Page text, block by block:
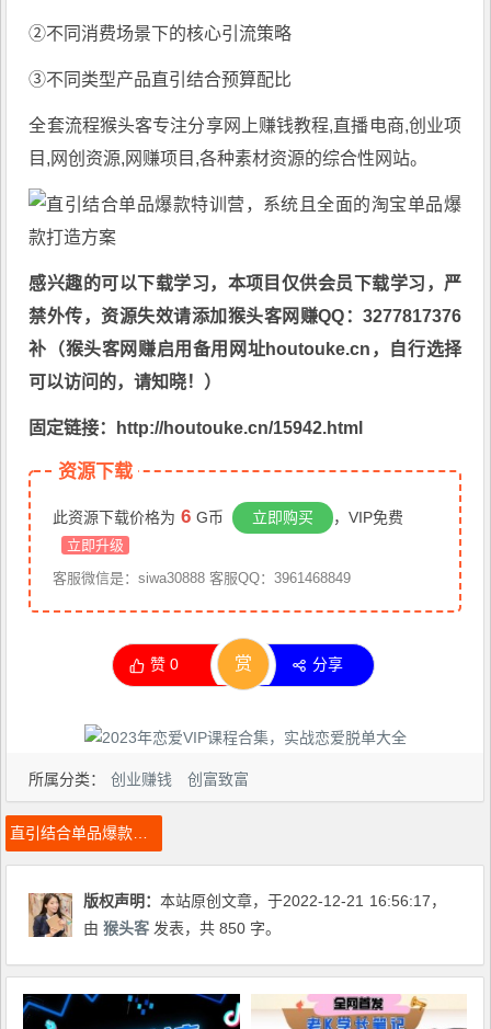
②不同消费场景下的核心引流策略
③不同类型产品直引结合预算配比
全套流程猴头客专注分享网上赚钱教程,直播电商,创业项
目,网创资源, 网赚项目 ,各种素材资源的综合性网站。
感兴趣的可以下载学习，本项目仅供会员下载学习，严
禁外传，资源失效请添加猴头客网赚QQ：3277817376
补（猴头客网赚启用备用网址houtouke.cn，自行选择
可以访问的，请知晓！）
固定链接：http://houtouke.cn/15942.html
资源下载
此资源下载价格为 6 G币 立即购买 ，VIP免费
立即升级
客服微信是：siwa30888 客服QQ：3961468849
赞0 赏 分享
所属分类： 创业赚钱 创富致富
版权声明：本站原创文章，于2022-12-21 16:56:17，
由猴头客 发表，共 850 字。